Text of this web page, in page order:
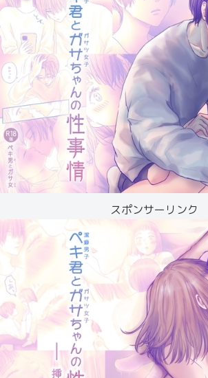
スポンサーリンク